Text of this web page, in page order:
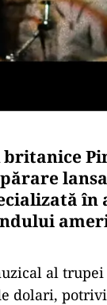
al trupei
dolari,